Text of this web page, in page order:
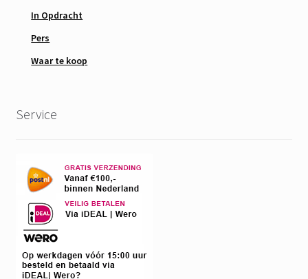
In Opdracht
Pers
Waar te koop
Service